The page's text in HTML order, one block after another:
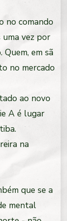
no comando
uma vez por
em sã
no mercado
ao novo
A é lugar
na
que se a
mental